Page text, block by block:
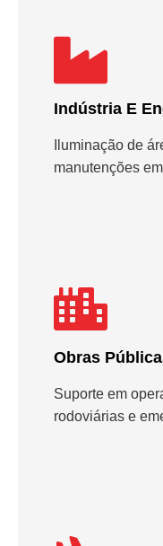
Indústria E
Iluminação de
manutenções
Obras
Suporte em
rodoviárias e